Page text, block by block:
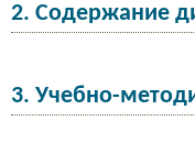
2. Содержание
3. Учебно-